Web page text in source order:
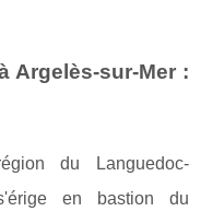
Argelès-sur-Mer :
du Languedoc-
en bastion du